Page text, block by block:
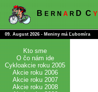
B E R N A R D C Y
09. August 2026 - Meniny má Ľubomíra
Kto sme
O čo nám ide
Cykloakcie roku 2005
Akcie roku 2006
Akcie roku 2007
Akcie roku 2008